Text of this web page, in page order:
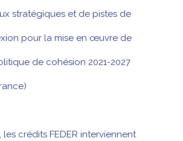
stratégiques et de pistes de
pour la mise en œuvre de
de cohésion 2021-2027
les crédits FEDER interviennent